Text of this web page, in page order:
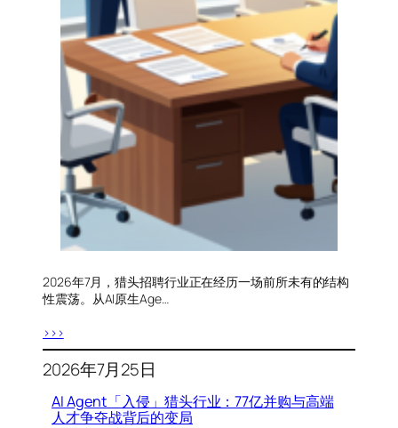
2026年7月，猎头招聘行业正在经历一场前所未有的结构
性震荡。从AI原生Age…
>>>
2026年7月25日
AI Agent「入侵」猎头行业：77亿并购与高端
人才争夺战背后的变局